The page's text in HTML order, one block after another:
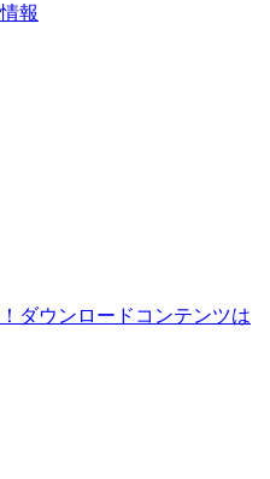
報
ダウンロードコンテンツは